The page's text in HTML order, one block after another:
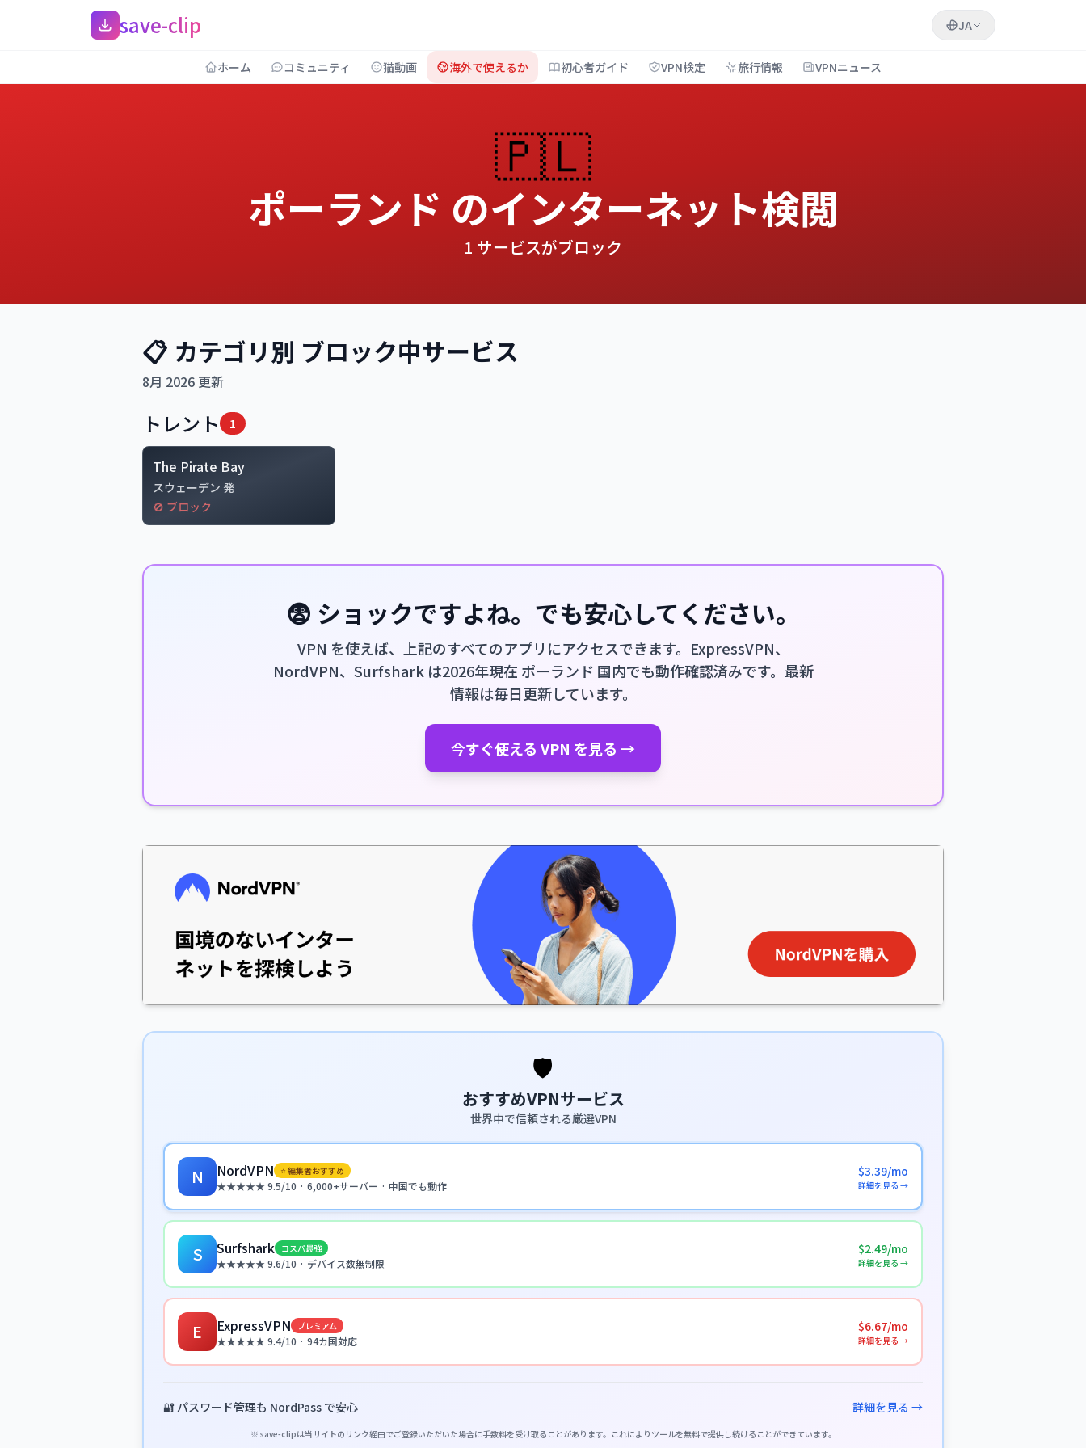
save-clip JA
ホーム コミュニティ 猫動画 海外で使えるか 初心者ガイド VPN検定 旅行情報 VPNニュース
🇵🇱
ポーランド のインターネット検閲
1 サービスがブロック
📋 カテゴリ別 ブロック中サービス
8月 2026 更新
トレント 1
The Pirate Bay
スウェーデン 発
🚫 ブロック
😨 ショックですよね。でも安心してください。
VPN を使えば、上記のすべてのアプリにアクセスできます。ExpressVPN、
NordVPN、Surfshark は2026年現在 ポーランド 国内でも動作確認済みです。最新
情報は毎日更新しています。
今すぐ使える VPN を見る →
🛡️
おすすめVPNサービス
世界中で信頼される厳選VPN
N NordVPN ⭐ 編集者おすすめ
★★★★★ 9.5/10 · 6,000+サーバー · 中国でも動作
$3.39/mo
詳細を見る →
S Surfshark コスパ最強
★★★★★ 9.6/10 · デバイス数無制限
$2.49/mo
詳細を見る →
E ExpressVPN プレミアム
★★★★★ 9.4/10 · 94カ国対応
$6.67/mo
詳細を見る →
🔐 パスワード管理も NordPass で安心 詳細を見る →
※ save-clipは当サイトのリンク経由でご登録いただいた場合に手数料を受け取ることがあります。これによりツールを無料で提供し続けることができています。